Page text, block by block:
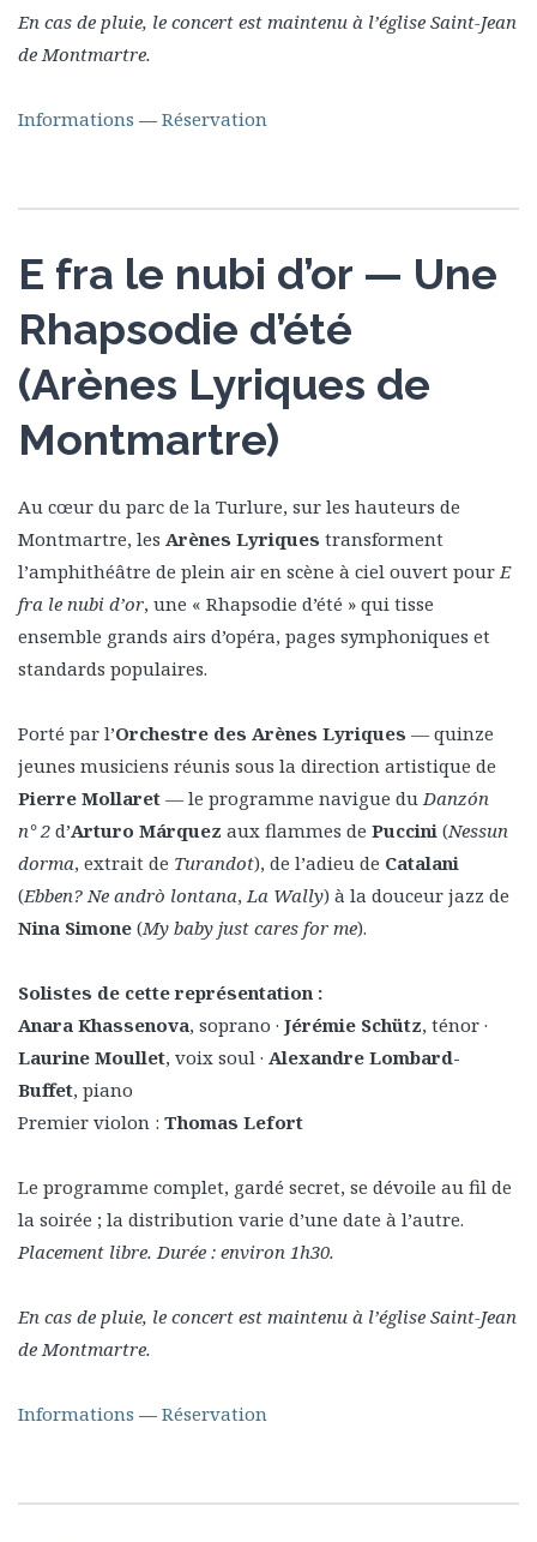
En cas de pluie, le concert est maintenu à l’église Saint-Jean
de Montmartre.
Informations — Réservation
E fra le nubi d’or — Une
Rhapsodie d’été
(Arènes Lyriques de
Montmartre)
Au cœur du parc de la Turlure, sur les hauteurs de
Montmartre, les Arènes Lyriques transforment
l’amphithéâtre de plein air en scène à ciel ouvert pourE
fra le nubi d’or, une « Rhapsodie d’été » qui tisse
ensemble grands airs d’opéra, pages symphoniques et
standards populaires.
Porté par l’Orchestre des Arènes Lyriques — quinze
jeunes musiciens réunis sous la direction artistique de
Pierre Mollaret — le programme navigue duDanzón
n° 2 d’Arturo Márquez aux flammes de Puccini (Nessun
dorma, extrait de Turandot), de l’adieu de Catalani
(Ebben? Ne andrò lontana,La Wally) à la douceur jazz de
Nina Simone (My baby just cares for me).
Solistes de cette représentation :
Anara Khassenova, soprano · Jérémie Schütz, ténor ·
Laurine Moullet, voix soul · Alexandre Lombard-
Buffet, piano
Premier violon : Thomas Lefort
Le programme complet, gardé secret, se dévoile au fil de
la soirée ; la distribution varie d’une date à l’autre.
Placement libre. Durée : environ 1h30.
En cas de pluie, le concert est maintenu à l’église Saint-Jean
de Montmartre.
Informations — Réservation